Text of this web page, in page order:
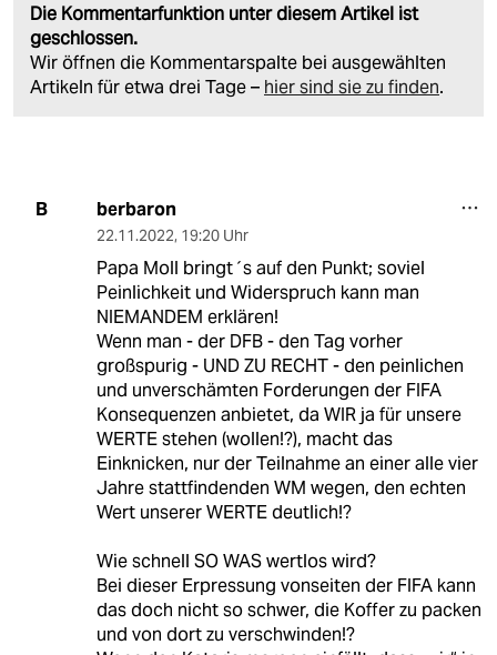
Die Kommentarfunktion unter diesem Artikel ist
geschlossen.
Wir öffnen die Kommentarspalte bei ausgewählten
Artikeln für etwa drei Tage – hier sind sie zu finden.
B berbaron
22.11.2022, 19:20 Uhr
Papa Moll bringt´s auf den Punkt; soviel
Peinlichkeit und Widerspruch kann man
NIEMANDEM erklären!
Wenn man - der DFB - den Tag vorher
großspurig - UND ZU RECHT - den peinlichen
und unverschämten Forderungen der FIFA
Konsequenzen anbietet, da WIR ja für unsere
WERTE stehen (wollen!?), macht das
Einknicken, nur der Teilnahme an einer alle vier
Jahre stattfindenden WM wegen, den echten
Wert unserer WERTE deutlich!?
Wie schnell SO WAS wertlos wird?
Bei dieser Erpressung vonseiten der FIFA kann
das doch nicht so schwer, die Koffer zu packen
und von dort zu verschwinden!?